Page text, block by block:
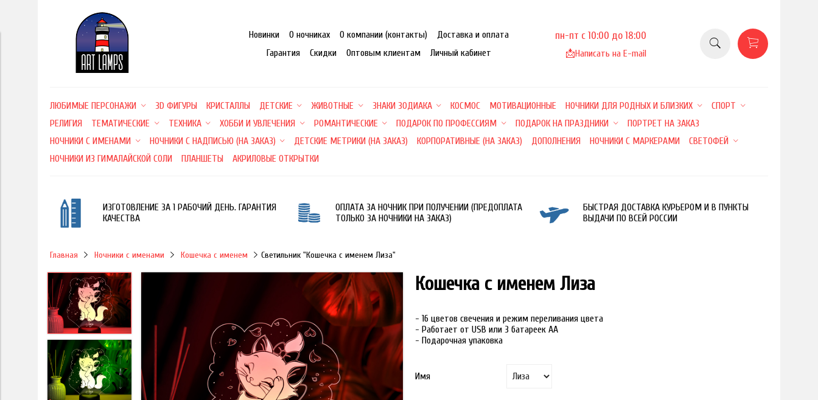
Новинки О ночниках О компании (контакты)
Доставка и оплата
Гарантия
Скидки Оптовым клиентам Личный кабинет
пн-пт с 10:00 до 18:00
📩Написать на E-mail
ЛЮБИМЫЕ ПЕРСОНАЖИ 3D ФИГУРЫ КРИСТАЛЛЫ ДЕТСКИЕ ЖИВОТНЫЕ ЗНАКИ ЗОДИАКА КОСМОС МОТИВАЦИОННЫЕ НОЧНИКИ ДЛЯ РОДНЫХ И БЛИЗКИХ
СПОРТ
РЕЛИГИЯ
ТЕМАТИЧЕСКИЕ ТЕХНИКА ХОББИ И УВЛЕЧЕНИЯ РОМАНТИЧЕСКИЕ ПОДАРОК ПО ПРОФЕССИЯМ ПОДАРОК НА ПРАЗДНИКИ
ПОРТРЕТ НА ЗАКАЗ
НОЧНИКИ С ИМЕНАМИ
НОЧНИКИ С НАДПИСЬЮ (НА ЗАКАЗ) ДЕТСКИЕ МЕТРИКИ (НА ЗАКАЗ) КОРПОРАТИВНЫЕ (НА ЗАКАЗ) ДОПОЛНЕНИЯ НОЧНИКИ С МАРКЕРАМИ
СВЕТОФЕЙ
НОЧНИКИ ИЗ ГИМАЛАЙСКОЙ СОЛИ
ПЛАНШЕТЫ АКРИЛОВЫЕ ОТКРЫТКИ
ИЗГОТОВЛЕНИЕ ЗА 1 РАБОЧИЙ ДЕНЬ. ГАРАНТИЯ
КАЧЕСТВА
ОПЛАТА ЗА НОЧНИК ПРИ ПОЛУЧЕНИИ (ПРЕДОПЛАТА
ТОЛЬКО ЗА НОЧНИКИ НА ЗАКАЗ)
БЫСТРАЯ ДОСТАВКА КУРЬЕРОМ И В ПУНКТЫ
ВЫДАЧИ ПО ВСЕЙ РОССИИ
Главная Ночники с именами Кошечка с именем Светильник "Кошечка с именем Лиза"
Кошечка с именем Лиза
- 16 цветов свечения и режим переливания цвета
- Работает от USB или 3 батареек АА
- Подарочная упаковка
Имя